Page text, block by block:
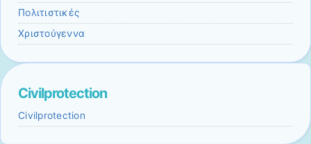
Πολιτιστικές
Χριστούγεννα
Civilprotection
Civilprotection